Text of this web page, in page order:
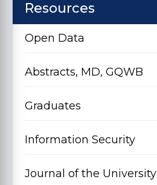
Resources
Open Data
Abstracts, MD, GQWB
Graduates
Information Security
Journal of the University